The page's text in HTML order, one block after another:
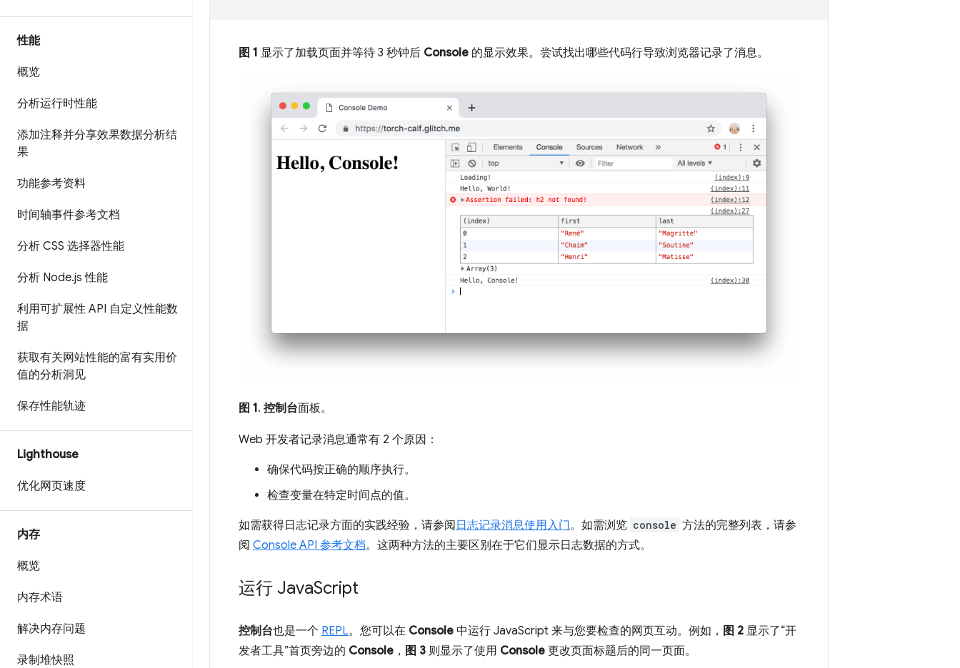
性能
概览
分析运行时性能
添加注释并分享效果数据分析结
果
功能参考资料
时间轴事件参考文档
分析 CSS 选择器性能
分析 Node.js 性能
利用可扩展性 API 自定义性能数
据
获取有关网站性能的富有实用价
值的分析洞见
保存性能轨迹
Lighthouse
优化网页速度
内存
概览
内存术语
解决内存问题
录制堆快照
图 1 显示了加载页面并等待 3 秒钟后 Console 的显示效果。尝试找出哪些代码行导致浏览器记录了消息。
图 1. 控制台面板。
Web 开发者记录消息通常有 2 个原因：
确保代码按正确的顺序执行。
检查变量在特定时间点的值。
如需获得日志记录方面的实践经验，请参阅日志记录消息使用入门。如需浏览 console 方法的完整列表，请参
阅 Console API 参考文档。这两种方法的主要区别在于它们显示日志数据的方式。
运行 JavaScript
控制台也是一个 REPL。您可以在 Console 中运行 JavaScript 来与您要检查的网页互动。例如， 图 2 显示了“开
发者工具”首页旁边的 Console ， 图 3 则显示了使用 Console 更改页面标题后的同一页面。